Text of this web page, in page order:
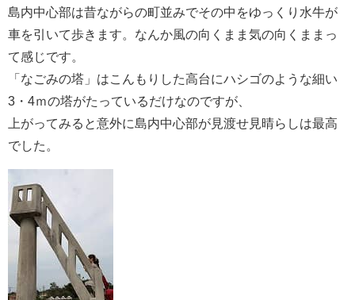
島内中心部は昔ながらの町並みでその中をゆっくり水牛が
車を引いて歩きます。なんか風の向くまま気の向くままっ
て感じです。
「なごみの塔」はこんもりした高台にハシゴのような細い
3・4ｍの塔がたっているだけなのですが、
上がってみると意外に島内中心部が見渡せ見晴らしは最高
でした。